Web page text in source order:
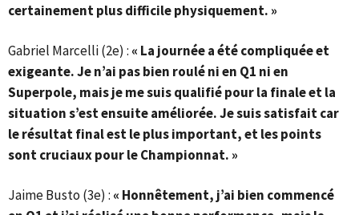
certainement plus difficile physiquement. »
Gabriel Marcelli (2e) : « La journée a été compliquée et
exigeante. Je n’ai pas bien roulé ni en Q1 ni en
Superpole, mais je me suis qualifié pour la finale et la
situation s’est ensuite améliorée. Je suis satisfait car
le résultat final est le plus important, et les points
sont cruciaux pour le Championnat. »
Jaime Busto (3e) : « Honnêtement, j’ai bien commencé